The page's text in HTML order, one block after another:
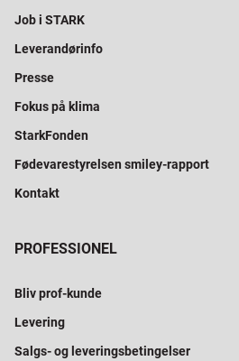
Job i STARK
Leverandørinfo
Presse
Fokus på klima
StarkFonden
Fødevarestyrelsen smiley-rapport
Kontakt
PROFESSIONEL
Bliv prof-kunde
Levering
Salgs- og leveringsbetingelser